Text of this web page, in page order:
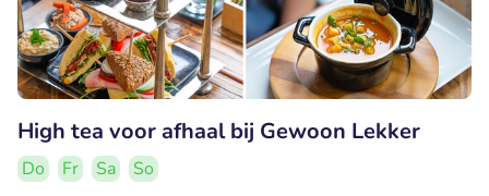
High tea voor afhaal bij Gewoon Lekker
Do Fr Sa
So